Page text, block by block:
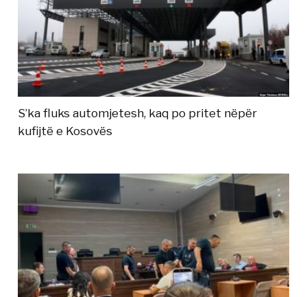
S’ka fluks automjetesh, kaq po pritet nëpër
kufijtë e Kosovës